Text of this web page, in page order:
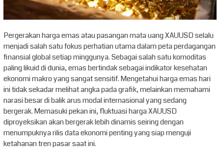
Pergerakan harga emas atau pasangan mata uang XAUUSD selalu
menjadi salah satu fokus perhatian utama dalam peta perdagangan
finansial global setiap minggunya. Sebagai salah satu komoditas
paling likuid di dunia, emas bertindak sebagai indikator kesehatan
ekonomi makro yang sangat sensitif. Mengetahui harga emas hari
ini tidak sekadar melihat angka pada grafik, melainkan memahami
narasi besar di balik arus modal internasional yang sedang
bergerak. Memasuki pekan ini, fluktuasi harga XAUUSD
diproyeksikan akan bergerak lebih dinamis seiring dengan
menumpuknya rilis data ekonomi penting yang siap menguji
ketahanan tren pasar saat ini.